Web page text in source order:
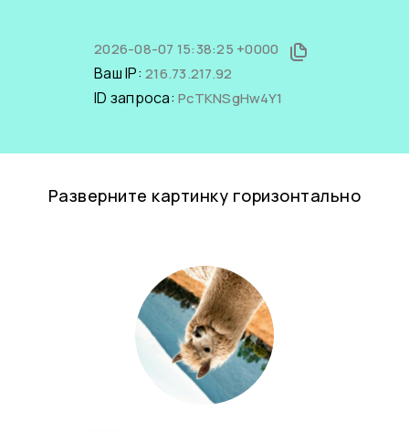
2026-08-07 15:38:25 +0000
Ваш IP: 216.73.217.92
ID запроса: PcTKNSgHw4Y1
Разверните картинку горизонтально